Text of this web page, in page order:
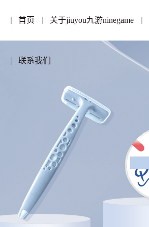
首页 关于jiuyou九游ninegame
联系我们